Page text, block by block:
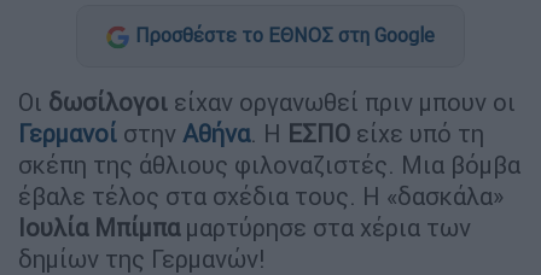
Προσθέστε το ΕΘΝΟΣ στη Google
Οι δωσίλογοι είχαν οργανωθεί πριν μπουν οι
Γερμανοί στην Αθήνα. Η ΕΣΠΟ είχε υπό τη
σκέπη της άθλιους φιλοναζιστές. Μια βόμβα
έβαλε τέλος στα σχέδια τους. Η «δασκάλα»
Ιουλία Μπίμπαμαρτύρησε στα χέρια των
δημίων της Γερμανών!